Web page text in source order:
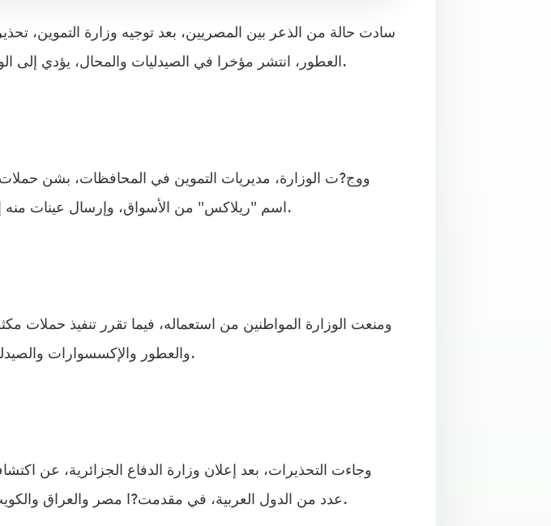
سادت حالة من الذعر بين المصريين، بعد توجيه وزارة التموين،
العطور، انتشر مؤخرا في الصيدليات والمحال، يؤدي إلى الوفاة بعد 3 أيام من استخدامه.
ووج?ت الوزارة، مديريات التموين في المحافظات، بشن
اسم "ريلاكس" من الأسواق، وإرسال عينات منه إلى معامل التحاليل المختصة.
ومنعت الوزارة المواطنين من استعماله، فيما تقرر تنفيذ حملات
والعطور والإكسسوارات والصيدليات للبحث عن العطر القاتل.
وجاءت التحذيرات، بعد إعلان وزارة الدفاع الجزائرية، عن
عدد من الدول العربية، في مقدمت?ا مصر والعراق والكويت والبحرين ولبنان والسودان.